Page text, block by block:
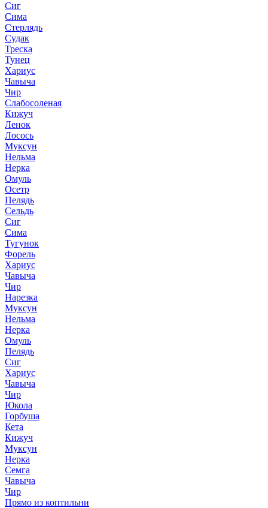
Сиг
Сима
Стерлядь
Судак
Треска
Тунец
Хариус
Чавыча
Чир
Слабосоленая
Кижуч
Ленок
Лосось
Муксун
Нельма
Нерка
Омуль
Осетр
Пелядь
Сельдь
Сиг
Сима
Тугунок
Форель
Хариус
Чавыча
Чир
Нарезка
Муксун
Нельма
Нерка
Омуль
Пелядь
Сиг
Хариус
Чавыча
Чир
Юкола
Горбуша
Кета
Кижуч
Муксун
Нерка
Семга
Чавыча
Чир
Прямо из коптильни